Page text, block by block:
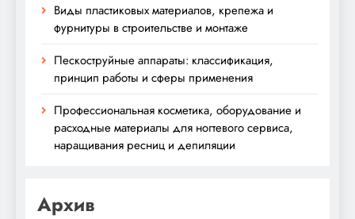
Виды пластиковых материалов, крепежа и
фурнитуры в строительстве и монтаже
Пескоструйные аппараты: классификация,
принцип работы и сферы применения
Профессиональная косметика, оборудование и
расходные материалы для ногтевого сервиса,
наращивания ресниц и депиляции
Архив